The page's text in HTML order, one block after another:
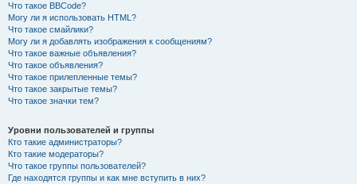
Что такое BBCode?
Могу ли я использовать HTML?
Что такое смайлики?
Могу ли я добавлять изображения к сообщениям?
Что такое важные объявления?
Что такое объявления?
Что такое прилепленные темы?
Что такое закрытые темы?
Что такое значки тем?
Уровни пользователей и группы
Кто такие администраторы?
Кто такие модераторы?
Что такое группы пользователей?
Где находятся группы и как мне вступить в них?